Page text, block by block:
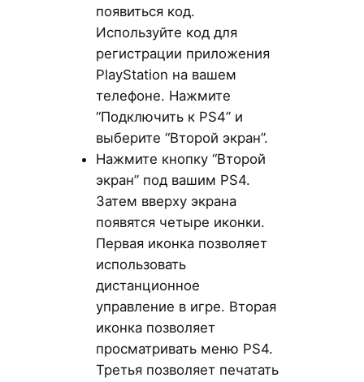
появиться код.
Используйте код для
регистрации приложения
PlayStation на вашем
телефоне. Нажмите
“Подключить к PS4” и
выберите “Второй экран”.
Нажмите кнопку “Второй
экран” под вашим PS4.
Затем вверху экрана
появятся четыре иконки.
Первая иконка позволяет
использовать
дистанционное
управление в игре. Вторая
иконка позволяет
просматривать меню PS4.
Третья позволяет печатать